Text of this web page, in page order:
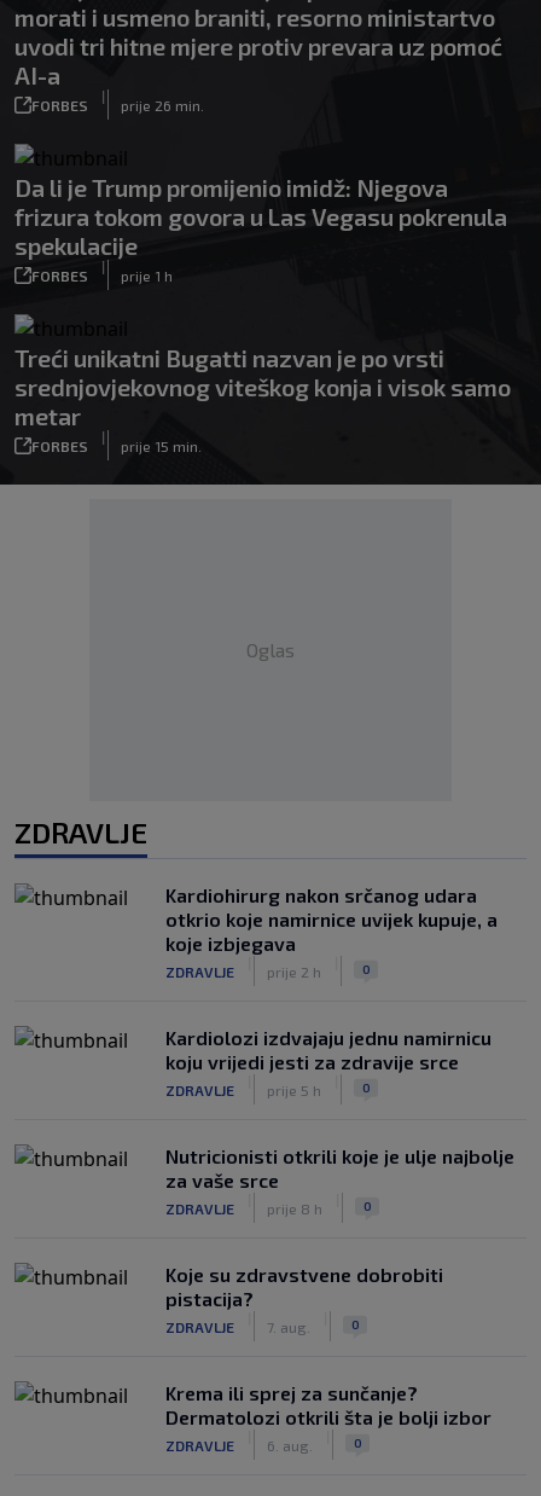
morati i usmeno braniti, resorno ministartvo
uvodi tri hitne mjere protiv prevara uz pomoć
AI-a
FORBES
|
prije 26 min.
Da li je Trump promijenio imidž: Njegova
frizura tokom govora u Las Vegasu pokrenula
spekulacije
FORBES
|
prije 1 h
Treći unikatni Bugatti nazvan je po vrsti
srednjovjekovnog viteškog konja i visok samo
metar
FORBES
|
prije 15 min.
Oglas
ZDRAVLJE
Kardiohirurg nakon srčanog udara
otkrio koje namirnice uvijek kupuje, a
koje izbjegava
ZDRAVLJE prije 2 h 0
Kardiolozi izdvajaju jednu namirnicu
koju vrijedi jesti za zdravije srce
ZDRAVLJE prije 5 h 0
Nutricionisti otkrili koje je ulje najbolje
za vaše srce
ZDRAVLJE prije 8 h 0
Koje su zdravstvene dobrobiti
pistacija?
ZDRAVLJE 7. aug. 0
Krema ili sprej za sunčanje?
Dermatolozi otkrili šta je bolji izbor
ZDRAVLJE 6. aug. 0